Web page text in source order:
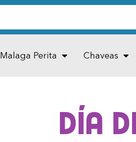
Malaga Perita Chaveas
Día